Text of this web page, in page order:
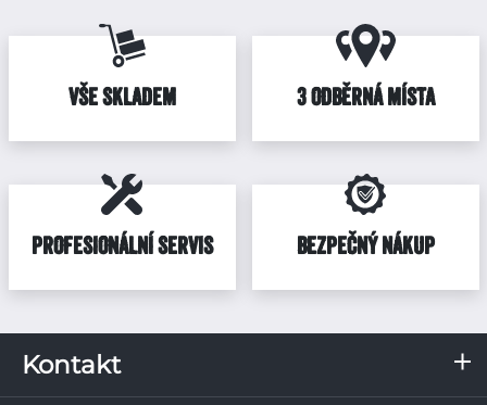
VŠE SKLADEM 3 ODBĚRNÁ MÍSTA
PROFESIONÁLNÍ SERVIS BEZPEČNÝ NÁKUP
Kontakt